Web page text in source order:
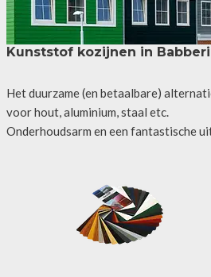
Kunststof kozijnen in
Het duurzame (en betaalbare)
voor hout, aluminium, staal etc.
Onderhoudsarm en een fantastische